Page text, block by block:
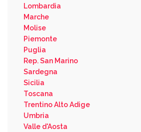
Lombardia
Marche
Molise
Piemonte
Puglia
Rep. San Marino
Sardegna
Sicilia
Toscana
Trentino Alto Adige
Umbria
Valle d'Aosta